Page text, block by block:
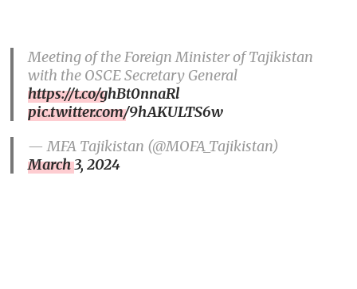
Meeting of the Foreign Minister of Tajikistan
with the OSCE Secretary General
https://t.co/ghBt0nnaRl
pic.twitter.com/9hAKULTS6w
— MFA Tajikistan (@MOFA_Tajikistan)
March 3, 2024